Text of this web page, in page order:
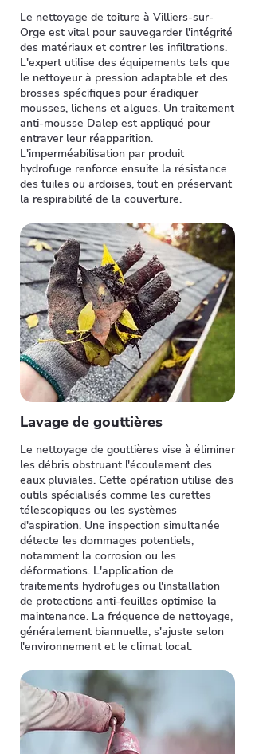
Le nettoyage de toiture à Villiers-sur-
Orge est vital pour sauvegarder l'intégrité
des matériaux et contrer les infiltrations.
L'expert utilise des équipements tels que
le nettoyeur à pression adaptable et des
brosses spécifiques pour éradiquer
mousses, lichens et algues. Un traitement
anti-mousse Dalep est appliqué pour
entraver leur réapparition.
L'imperméabilisation par produit
hydrofuge renforce ensuite la résistance
des tuiles ou ardoises, tout en préservant
la respirabilité de la couverture.
Lavage de gouttières
Le nettoyage de gouttières vise à éliminer
les débris obstruant l'écoulement des
eaux pluviales. Cette opération utilise des
outils spécialisés comme les curettes
télescopiques ou les systèmes
d'aspiration. Une inspection simultanée
détecte les dommages potentiels,
notamment la corrosion ou les
déformations. L'application de
traitements hydrofuges ou l'installation
de protections anti-feuilles optimise la
maintenance. La fréquence de nettoyage,
généralement biannuelle, s'ajuste selon
l'environnement et le climat local.